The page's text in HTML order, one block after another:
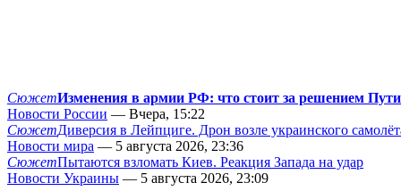
СюжетИзменения в армии РФ: что стоит за решением
Новости России — Вчера, 15:22
СюжетДиверсия в Лейпциге. Дрон возле украинского
Новости мира — 5 августа 2026, 23:36
СюжетПытаются взломать Киев. Реакция Запада на удар
Новости Украины — 5 августа 2026, 23:09